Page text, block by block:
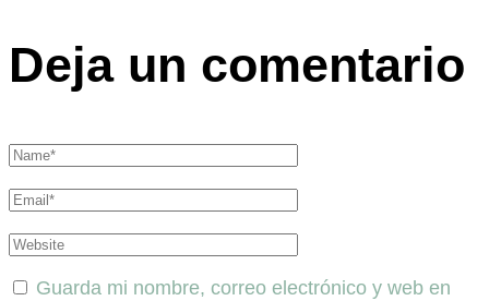
Deja un comentario
Guarda mi nombre, correo electrónico y web en